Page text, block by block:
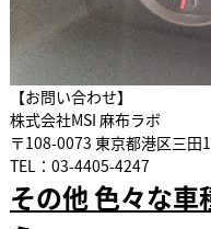
【お問い合わせ】
株式会社MSI 麻布ラボ
〒108-0073 東京都港区三田
TEL：03-4405-4247
その他 色々な